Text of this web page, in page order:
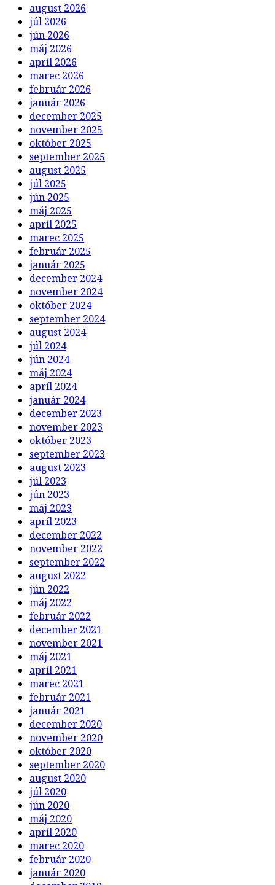
august 2026
júl 2026
jún 2026
máj 2026
apríl 2026
marec 2026
február 2026
január 2026
december 2025
november 2025
október 2025
september 2025
august 2025
júl 2025
jún 2025
máj 2025
apríl 2025
marec 2025
február 2025
január 2025
december 2024
november 2024
október 2024
september 2024
august 2024
júl 2024
jún 2024
máj 2024
apríl 2024
január 2024
december 2023
november 2023
október 2023
september 2023
august 2023
júl 2023
jún 2023
máj 2023
apríl 2023
december 2022
november 2022
september 2022
august 2022
jún 2022
máj 2022
február 2022
december 2021
november 2021
máj 2021
apríl 2021
marec 2021
február 2021
január 2021
december 2020
november 2020
október 2020
september 2020
august 2020
júl 2020
jún 2020
máj 2020
apríl 2020
marec 2020
február 2020
január 2020